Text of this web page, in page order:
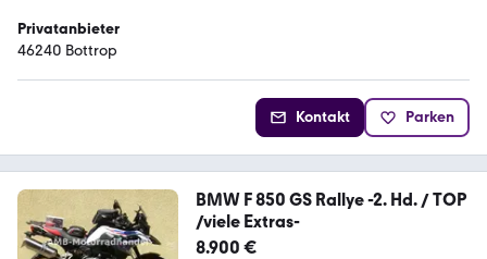
Privatanbieter
46240 Bottrop
Kontakt Parken
BMW F 850 GS Rallye -2. Hd. / TOP
/viele Extras-
8.900 €